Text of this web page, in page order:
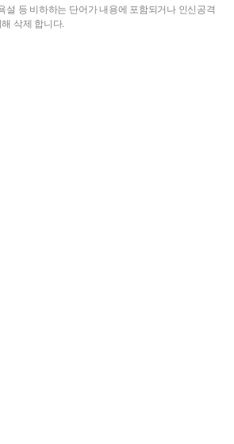
설 등 비하하는 단어가 내용에 포함되거나 인신공격
삭제 합니다.